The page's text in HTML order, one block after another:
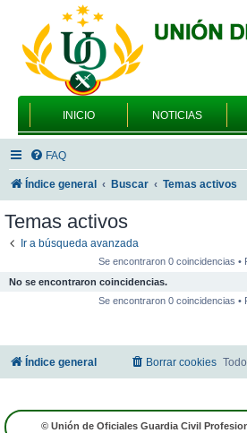
INICIO NOTICIAS
FAQ
Índice general Buscar Temas activos
Temas activos
Ir a búsqueda avanzada
Se encontraron 0 coincidencias •
No se encontraron coincidencias.
Se encontraron 0 coincidencias •
Índice general Borrar cookies
© Unión de Oficiales Guardia Civil